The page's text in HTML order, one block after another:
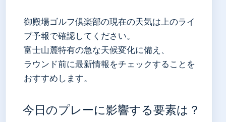
御殿場ゴルフ倶楽部の現在の天気は上のライ
ブ予報で確認してください。
富士山麓特有の急な天候変化に備え、
ラウンド前に最新情報をチェックすることを
おすすめします。
今日のプレーに影響する要素は？